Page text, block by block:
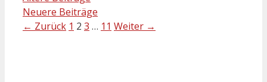
Neuere Beiträge
← Zurück Seite
1 Seite
2 Seite
3 … Seite
11 Weiter →